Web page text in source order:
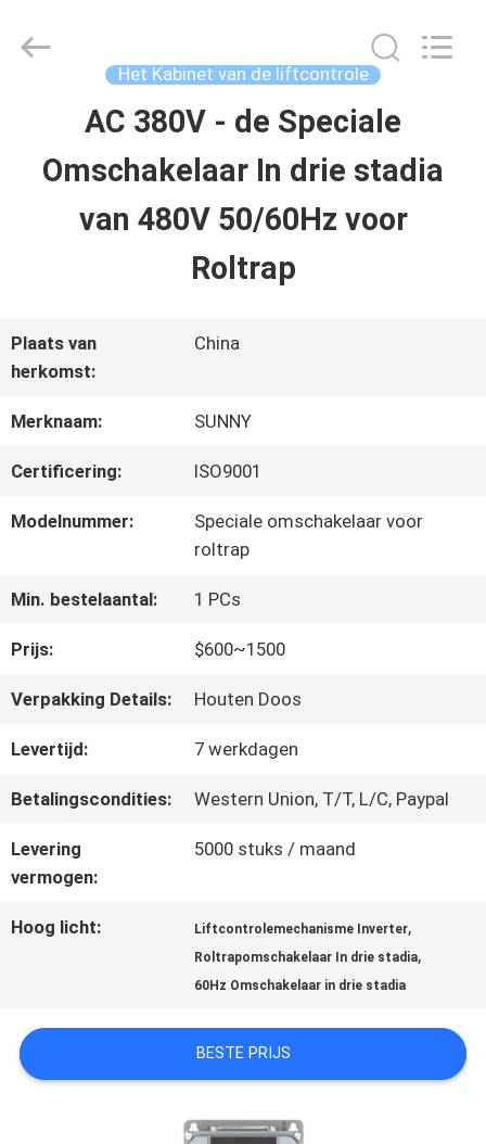
PRODUCTEN
ONGEVEER
ONS
CONTACTEER
ONS
NIEUWS
GEVALLEN
PRIVACY
POLICY
SUNNY
ELEVATOR
Het Kabinet van de liftcontrole
AC 380V - de Speciale
Omschakelaar In drie stadia
van 480V 50/60Hz voor
Roltrap
Plaats van
herkomst:
China
Merknaam: SUNNY
Certificering: ISO9001
Modelnummer:
Speciale omschakelaar voor
roltrap
Min. bestelaantal: 1 PCs
Prijs: $600~1500
Verpakking Details: Houten Doos
Levertijd: 7 werkdagen
Betalingscondities: Western Union, T/T, L/C, Paypal
Levering
vermogen:
5000 stuks / maand
Hoog licht: Liftcontrolemechanisme Inverter,
Roltrapomschakelaar In drie stadia,
60Hz Omschakelaar in drie stadia
BESTE PRIJS